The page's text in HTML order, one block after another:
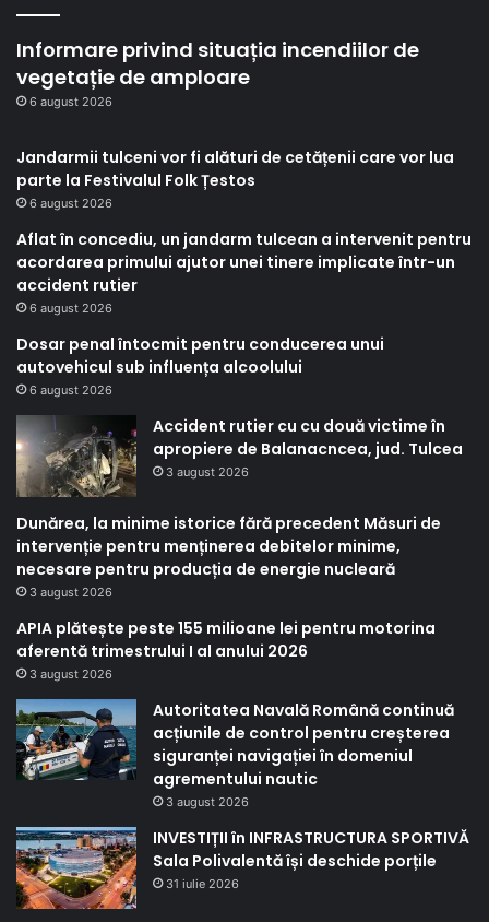
Informare privind situația incendiilor de
vegetație de amploare
6 august 2026
Jandarmii tulceni vor fi alături de cetățenii care vor lua
parte la Festivalul Folk Țestos
6 august 2026
Aflat în concediu, un jandarm tulcean a intervenit pentru
acordarea primului ajutor unei tinere implicate într-un
accident rutier
6 august 2026
Dosar penal întocmit pentru conducerea unui
autovehicul sub influența alcoolului
6 august 2026
Accident rutier cu cu două victime în
apropiere de Balanacncea, jud. Tulcea
3 august 2026
Dunărea, la minime istorice fără precedent Măsuri de
intervenție pentru menținerea debitelor minime,
necesare pentru producția de energie nucleară
3 august 2026
APIA plătește peste 155 milioane lei pentru motorina
aferentă trimestrului I al anului 2026
3 august 2026
Autoritatea Navală Română continuă
acțiunile de control pentru creșterea
siguranței navigației în domeniul
agrementului nautic
3 august 2026
INVESTIȚII în INFRASTRUCTURA SPORTIVĂ
Sala Polivalentă își deschide porțile
31 iulie 2026